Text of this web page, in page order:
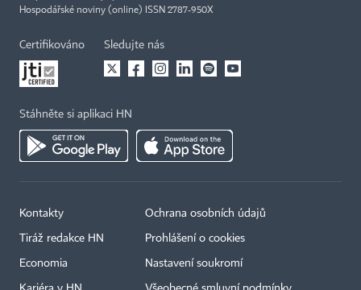
Hospodářské noviny (online) ISSN 2787-950X
Certifikováno Sledujte nás
Stáhněte si aplikaci HN
Kontakty
Tiráž redakce HN
Economia
Ochrana osobních údajů
Prohlášení o cookies
Nastavení soukromí